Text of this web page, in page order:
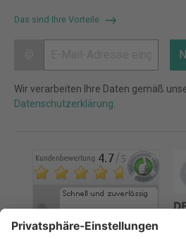
Das sind Ihre Vorteile
Wir verarbeiten Ihre Daten gemäß
Datenschutzerklärung